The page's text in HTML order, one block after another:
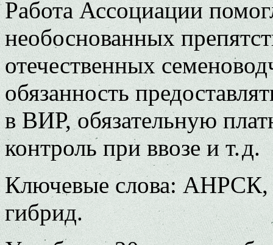
Работа Ассоциации
необоснованных
отечественных
обязанность
в ВИР, обязательную
контроль при ввозе и т. д.
Ключевые слова: АНРСК,
гибрид.